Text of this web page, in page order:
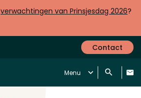
verwachtingen van Prinsjesdag 2026?
Contact
Menu